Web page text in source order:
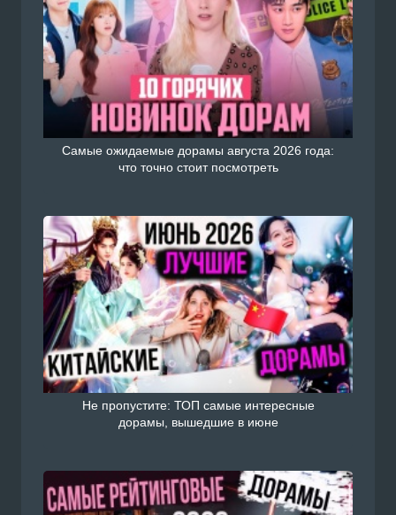
Самые ожидаемые дорамы августа 2026 года:
что точно стоит посмотреть
Не пропустите: ТОП самые интересные
дорамы, вышедшие в июне